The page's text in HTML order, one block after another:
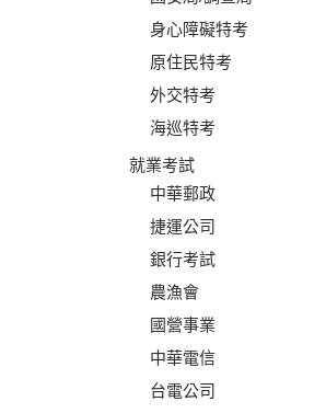
身心障礙特考
原住民特考
外交特考
海巡特考
就業考試
中華郵政
捷運公司
銀行考試
農漁會
國營事業
中華電信
台電公司